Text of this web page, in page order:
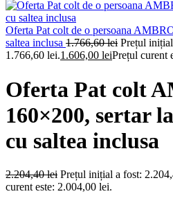
Oferta Pat colt de o persoana
saltea inclusa 1.766,60lei Prețul
1.766,60 lei.1.606,00 leiPrețul curent
Oferta Pat colt
160×200, sertar
cu saltea inclusa
2.204,40lei Prețul inițial a fost:
curent este: 2.004,00 lei.